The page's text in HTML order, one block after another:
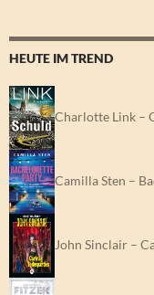
HEUTE IM TREND
Charlotte Link –
Camilla Sten –
John Sinclair –